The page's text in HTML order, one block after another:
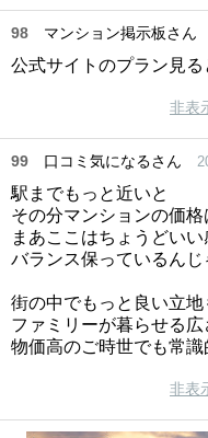
98 マンション掲示板さん
公式サイトのプラン見る
非表
99 口コミ気になるさん
駅までもっと近いと
その分マンションの価
まあここはちょうどい
バランス保っているんじ
街の中でもっと良い立
ファミリーが暮らせる
物価高のご時世でも常識
非表